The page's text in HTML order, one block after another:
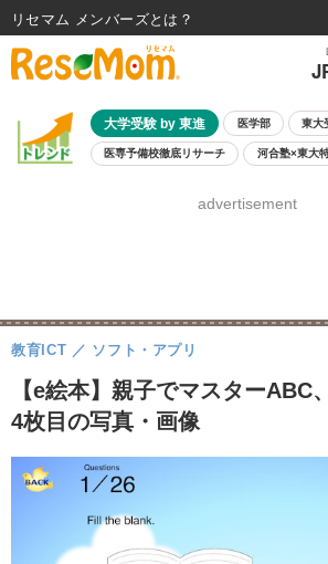
大学受験 by 東進 医学部 東大
医専予備校徹底リサーチ 河合塾×東大
8月開催学校説明会・相談会
advertisement
【e絵本】親子でマスターABC
4枚目の写真・画像
教育ICT ソフト・アプリ
リセマム メンバーズ